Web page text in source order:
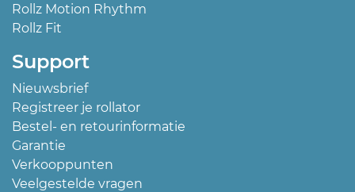
Rollz Motion Rhythm
Rollz Fit
Support
Nieuwsbrief
Registreer je rollator
Bestel- en retourinformatie
Garantie
Verkooppunten
Veelgestelde vragen